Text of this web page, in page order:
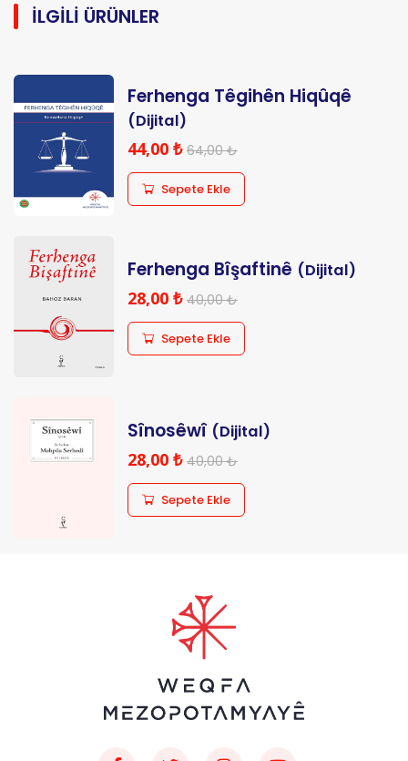
İLGILI ÜRÜNLER
Ferhenga Têgihên Hiqûqê
(Dijital)
44,00 ₺ 64,00 ₺
Sepete Ekle
Ferhenga Bîşaftinê (Dijital)
28,00 ₺ 40,00 ₺
Sepete Ekle
Sînosêwî (Dijital)
28,00 ₺ 40,00 ₺
Sepete Ekle